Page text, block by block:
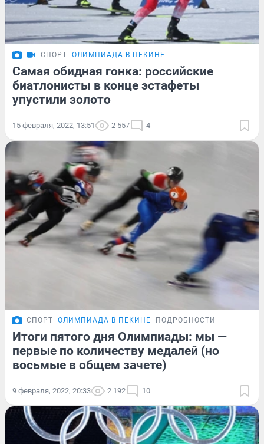
СПОРТ ОЛИМПИАДА В ПЕКИНЕ
Самая обидная гонка: российские
биатлонисты в конце эстафеты
упустили золото
15 февраля, 2022, 13:51 2 557 4
СПОРТ ОЛИМПИАДА В ПЕКИНЕ ПОДРОБНОСТИ
Итоги пятого дня Олимпиады: мы —
первые по количеству медалей (но
восьмые в общем зачете)
9 февраля, 2022, 20:33 2 192 10